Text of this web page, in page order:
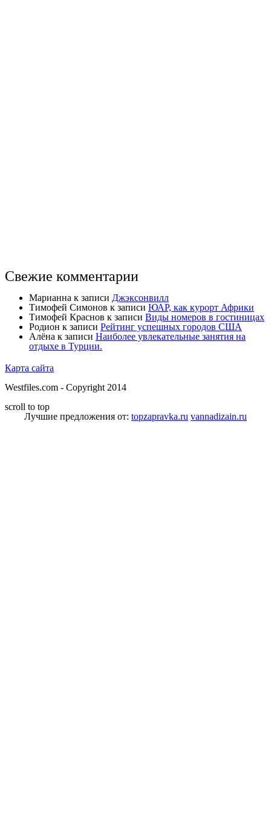
Свежие комментарии
Марианна к записи Джэксонвилл
Тимофей Симонов к записи ЮАР, как курорт Африки
Тимофей Краснов к записи Виды номеров в гостиницах
Родион к записи Рейтинг успешных городов США
Алёна к записи Наиболее увлекательные занятия на
отдыхе в Турции.
Карта сайта
Westfiles.com - Copyright 2014
scroll to top
Лучшие предложения от: topzapravka.ru vannadizain.ru